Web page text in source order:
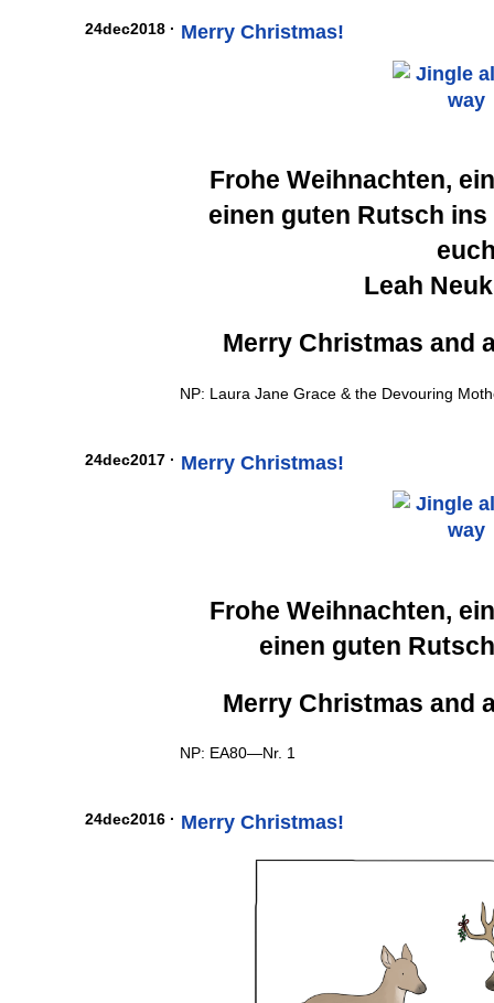
24dec2018 · Merry Christmas!
Frohe Weihnachten,
einen guten Rutsch
Leah
Merry Christmas and
NP: Laura Jane Grace & the Devouring
24dec2017 · Merry Christmas!
Frohe Weihnachten,
einen guten
Merry Christmas and
NP: EA80—Nr. 1
24dec2016 · Merry Christmas!